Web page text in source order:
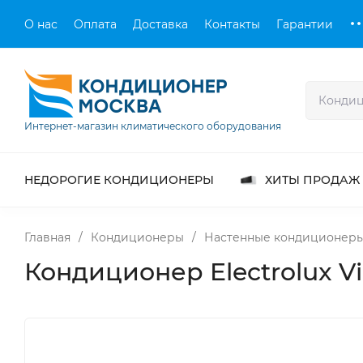
О нас Оплата Доставка Контакты Гарантии
Интернет-магазин климатического оборудования
НЕДОРОГИЕ КОНДИЦИОНЕРЫ ХИТЫ ПРОДАЖ
Главная / Кондиционеры / Настенные
Кондиционер Electrolux